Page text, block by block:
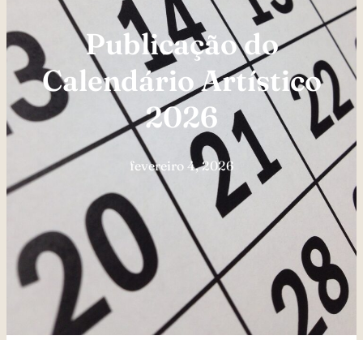
Publicação do
Calendário Artístico
2026
fevereiro 4, 2026